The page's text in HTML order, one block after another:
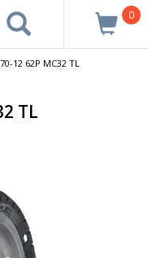
0
12 62P MC32 TL
TL